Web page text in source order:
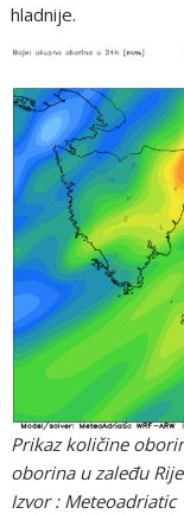
hladnije.
Prikaz količine
oborina u zaleđu
Izvor : Meteoadriatic